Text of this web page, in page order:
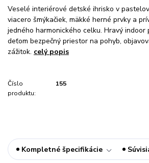
Veselé interiérové detské ihrisko v
viacero šmýkačiek, mäkké herné prvky a
jedného harmonického celku. Hravý
deťom bezpečný priestor na pohyb,
zážitok. celý popis
Číslo
produktu:
155
Kompletné špecifikácie